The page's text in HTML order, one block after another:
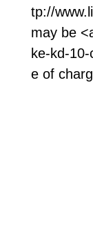
tp://
may be
ke-kd-
e of